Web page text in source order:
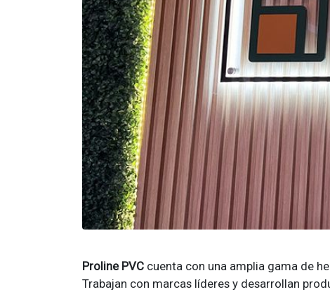
Proline PVC cuenta con una amplia gama de
Trabajan con marcas líderes y desarrollan